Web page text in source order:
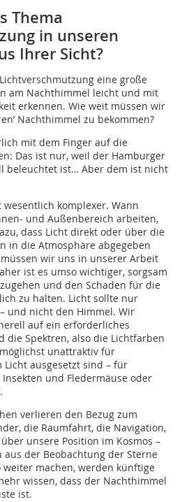
Thema
in unseren
Ihrer Sicht?
eine große
am Nachthimmel leicht und mit
erkennen. Wie weit müssen wir
Nachthimmel zu bekommen?
mit dem Finger auf die
Das ist nur, weil der Hamburger
beleuchtet ist… Aber dem ist nicht
wesentlich komplexer. Wann
und Außenbereich arbeiten,
dass Licht direkt oder über die
in die Atmosphäre abgegeben
wir uns in unserer Arbeit
ist es umso wichtiger, sorgsam
und den Schaden für die
zu halten. Licht sollte nur
und nicht den Himmel. Wir
auf ein erforderliches
die Spektren, also die Lichtfarben
unattraktiv für
Licht ausgesetzt sind – für
und Fledermäuse oder
verlieren den Bezug zum
die Raumfahrt, die Navigation,
unsere Position im Kosmos –
der Beobachtung der Sterne
machen, werden künftige
wissen, dass der Nachthimmel
ist.